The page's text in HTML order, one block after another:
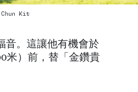
Chun Kit
音。這讓他有機會於
米）前，替「金鑽貴